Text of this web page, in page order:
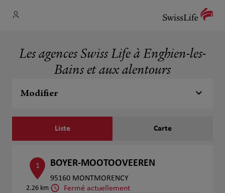
Les agences Swiss Life à Enghien-les-
Bains et aux alentours
Modifier
Liste Carte
1
2.26 km
BOYER-MOOTOOVEEREN
95160 MONTMORENCY
Fermé actuellement